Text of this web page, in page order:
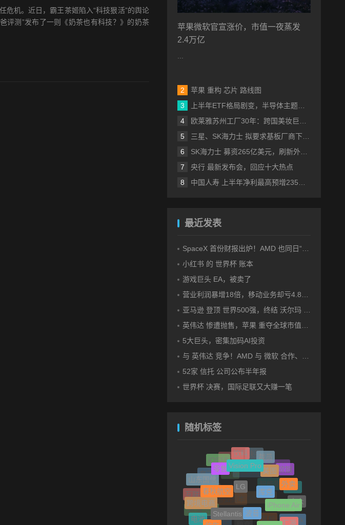
危机。近日，霸王茶姬陷入“科技狠活”的舆论
评测”发布了一则《奶茶也有科技？》的奶茶
苹果微软官宣涨价，市值一夜蒸发
2.4万亿
苹果 重构 芯片 路线图
上半年ETF格局剧变，半导体主题包揽“翻倍基”
欧莱雅苏州工厂30年：跨国美妆巨头的中国制造样本
三星、SK海力士 拟要求基板厂商下半年降价
SK海力士 募资265亿美元，刷新外国企业赴美IPO纪录
央行 最新发布会，回应十大热点
中国人寿 上半年净利最高预增235%，刷新纪录
最近发表
SpaceX 首份财报出炉！AMD 也同日“交卷”！
小红书 的 世界杯 账本
游戏巨头 EA，被卖了
营业利润暴增18倍，移动业务却亏4.85亿美元：三星 AI红利的另一面
亚马逊 登顶 世界500强，终结 沃尔玛 连续12年领跑纪录
英伟达 惨遭抛售，苹果 重夺全球市值第一，释放什么信号？
5大巨头，密集加码AI投资
与 英伟达 竞争！AMD 与 微软 合作、将交付机架级系统Helios
52家 信托 公司公布半年报
世界杯 决赛，国际足联又大赚一笔
随机标签
陆金所控股
创投
Adobe
快手
伯克希尔
智能驾驶
iPhone SE4
德弘资本
车企
奈飞
iOS18
饮料
裁员
软银
安保
餐饮
SK海力士
互联网
山东国信
零售
Vision Pro
美图
外卖
大众
Tik Tok
电池
跨境电商
春秋航空
LG
iPhone Air
汇源
仿生
Stellantis 波音
Canoo